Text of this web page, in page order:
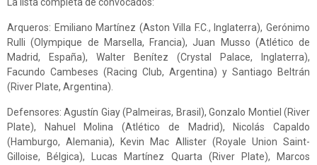
La lista completa de convocados:
Arqueros: Emiliano Martínez (Aston Villa F.C., Inglaterra), Gerónimo
Rulli (Olympique de ‌Marsella, Francia), Juan Musso (Atlético de
Madrid, España), Walter Benítez (Crystal Palace, Inglaterra),
Facundo Cambeses (Racing Club, Argentina) y Santiago Beltrán
(River Plate, Argentina).
Defensores: Agustín Giay (Palmeiras, Brasil), Gonzalo Montiel (River
Plate), Nahuel Molina (Atlético de Madrid), Nicolás Capaldo
(Hamburgo, Alemania), Kevin Mac Allister (Royale Union Saint-
Gilloise, Bélgica), Lucas Martínez Quarta (River Plate), Marcos